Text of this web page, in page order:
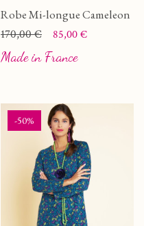
Robe Mi-longue Cameleon
Prix
Prix de base
170,00 € 85,00 €
Made in France
-50%